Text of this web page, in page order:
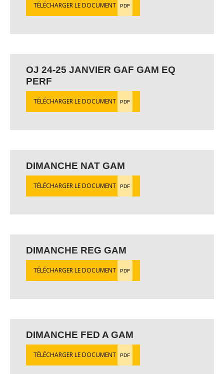
TÉLÉCHARGER LE DOCUMENT PDF
OJ 24-25 JANVIER GAF GAM EQ
PERF
TÉLÉCHARGER LE DOCUMENT PDF
DIMANCHE NAT GAM
TÉLÉCHARGER LE DOCUMENT PDF
DIMANCHE REG GAM
TÉLÉCHARGER LE DOCUMENT PDF
DIMANCHE FED A GAM
TÉLÉCHARGER LE DOCUMENT PDF